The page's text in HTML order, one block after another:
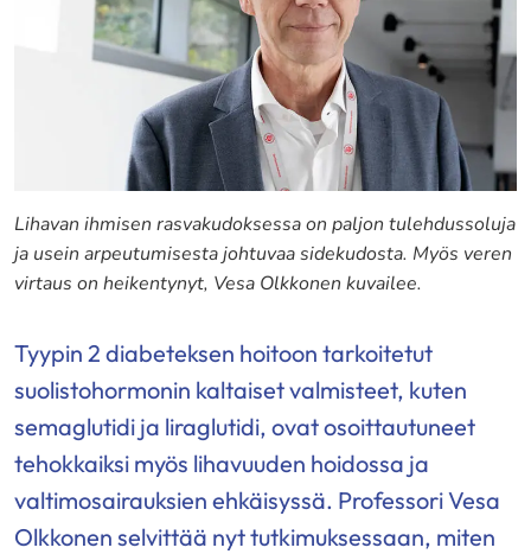
Lihavan ihmisen rasvakudoksessa on paljon tulehdussoluja
ja usein arpeutumisesta johtuvaa sidekudosta. Myös veren
virtaus on heikentynyt, Vesa Olkkonen kuvailee.
Tyypin 2 diabeteksen hoitoon tarkoitetut
suolistohormonin kaltaiset valmisteet, kuten
semaglutidi ja liraglutidi, ovat osoittautuneet
tehokkaiksi myös lihavuuden hoidossa ja
valtimosairauksien ehkäisyssä. Professori Vesa
Olkkonen selvittää nyt tutkimuksessaan, miten